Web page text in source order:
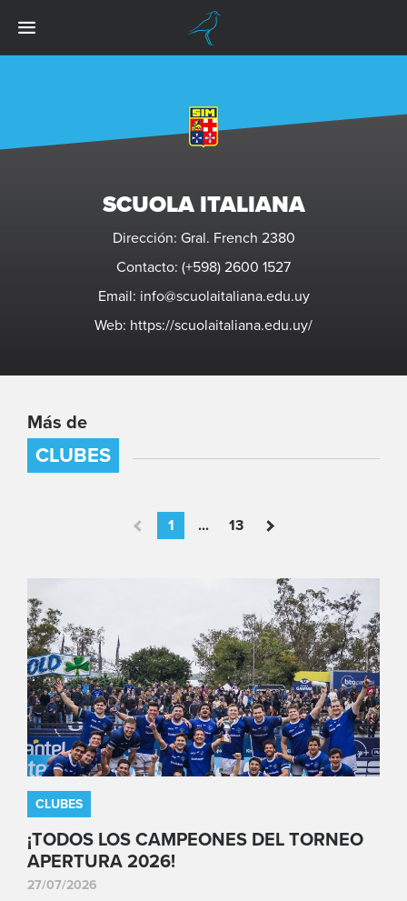
SCUOLA ITALIANA
Dirección: Gral. French 2380
Contacto: (+598) 2600 1527
Email: info@scuolaitaliana.edu.uy
Web: https://scuolaitaliana.edu.uy/
Más de
CLUBES
1 ... 13
CLUBES
¡TODOS LOS CAMPEONES DEL TORNEO
APERTURA 2026!
27/07/2026